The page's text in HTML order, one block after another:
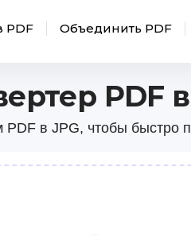
PDF Объединить PDF
PDF
в JPG, чтобы